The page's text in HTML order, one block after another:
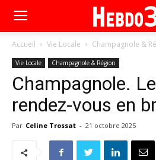
Accueil Vie Locale Champagnole &
Vie Locale Champagnole & Région
Champagnole.
rendez-vous en
Par Celine Trossat - 21 octobre 2025